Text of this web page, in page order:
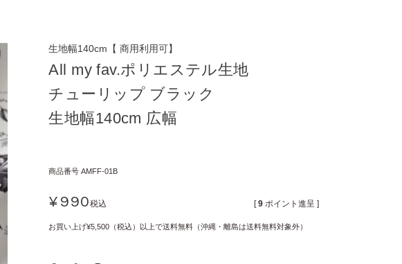
生地幅140cm【 商用利用可】
All my fav.ポリエステル生地
チューリップ ブラック
生地幅140cm 広幅
商品番号 AMFF-01B
¥ 990税込 [ 9 ポイント進呈 ]
お買い上げ¥5,500（税込）以上で送料無料（沖縄・離島は送料無料対象外）